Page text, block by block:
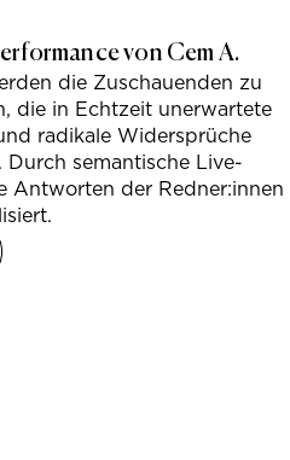
von Cem A.
die Zuschauenden zu
die in Echtzeit unerwartete
radikale Widersprüche
semantische Live-
Antworten der Redner:innen